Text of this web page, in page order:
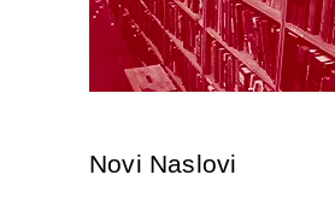
Novi Naslovi